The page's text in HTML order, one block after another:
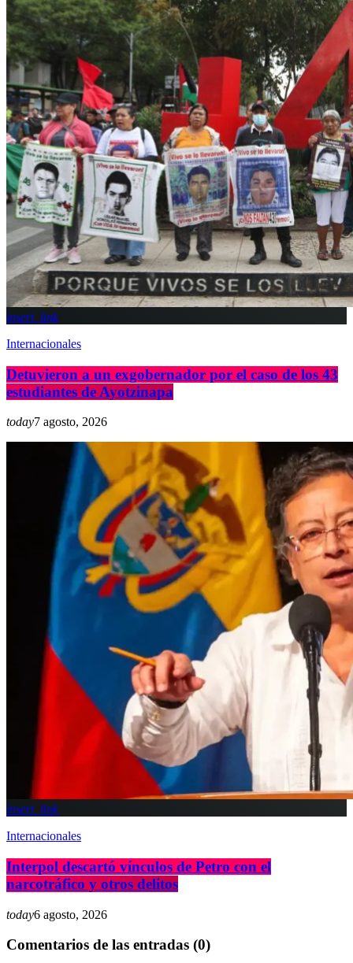
insert_link
Internacionales
Detuvieron a un exgobernador por el caso de los 43
estudiantes de Ayotzinapa
today7 agosto, 2026
insert_link
Internacionales
Interpol descartó vínculos de Petro con el
narcotráfico y otros delitos
today6 agosto, 2026
Comentarios de las entradas (0)